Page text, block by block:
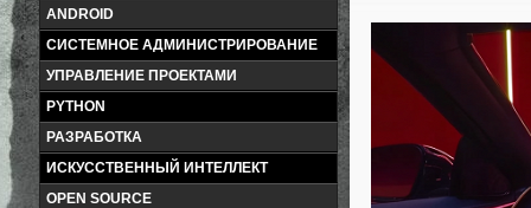
ANDROID
СИСТЕМНОЕ АДМИНИСТРИРОВАНИЕ
УПРАВЛЕНИЕ ПРОЕКТАМИ
PYTHON
РАЗРАБОТКА
ИСКУССТВЕННЫЙ ИНТЕЛЛЕКТ
OPEN SOURCE